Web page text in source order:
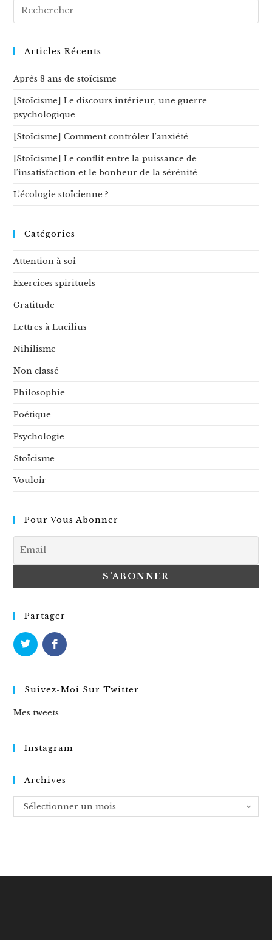
Rechercher
sur
siteArticles Récents
Après 8 ans de stoïcisme
[Stoïcisme] Le discours intérieur, une guerre
psychologique
[Stoïcisme] Comment contrôler l’anxiété
[Stoïcisme] Le conflit entre la puissance de
l’insatisfaction et le bonheur de la sérénité
L’écologie stoïcienne ?
Catégories
Attention à soi
Exercices spirituels
Gratitude
Lettres à Lucilius
Nihilisme
Non classé
Philosophie
Poétique
Psychologie
Stoïcisme
Vouloir
Pour Vous Abonner
Partager
Suivez-Moi Sur Twitter
Mes tweets
Instagram
Archives
Archives
Sélectionner un mois